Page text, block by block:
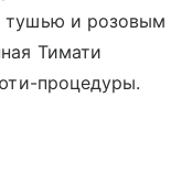
тушью и розовым
Тимати
процедуры.